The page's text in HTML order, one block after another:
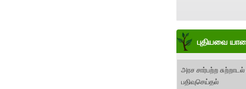
புதியவை
அரச சார்பற்ற
பதிவுசெய்தல்